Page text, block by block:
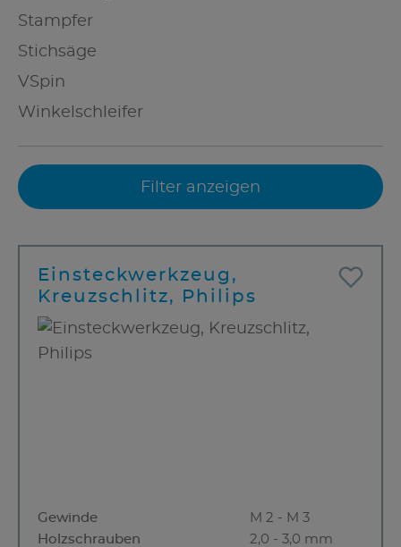
Stampfer
Stichsäge
VSpin
Winkelschleifer
Filter anzeigen
Einsteckwerkzeug,
Kreuzschlitz, Philips
Gewinde
M 2 - M 3
Holzschrauben
2,0 - 3,0 mm